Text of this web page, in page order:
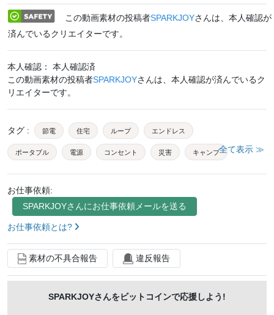
この動画素材の投稿者SPARKJOYさんは、本人確認が
済んでいるクリエイターです。
本人確認： 本人確認済
この動画素材の投稿者SPARKJOYさんは、本人確認が済んでいるク
リエイターです。
タグ : 節電 住宅 ループ エンドレス
ポータブル 電源 コンセント 災害 キャンプ
避難 被災 緊急 バッテリー 電気 自然
山 ベランダ
充電 晴れ 晴天 快晴 モバイル
全て表示 ≫
お仕事依頼:
SPARKJOYさんにお仕事依頼メールを送る
お仕事依頼とは?
素材の不具合報告 違反報告
SPARKJOYさんをビットコインで応援しよう!